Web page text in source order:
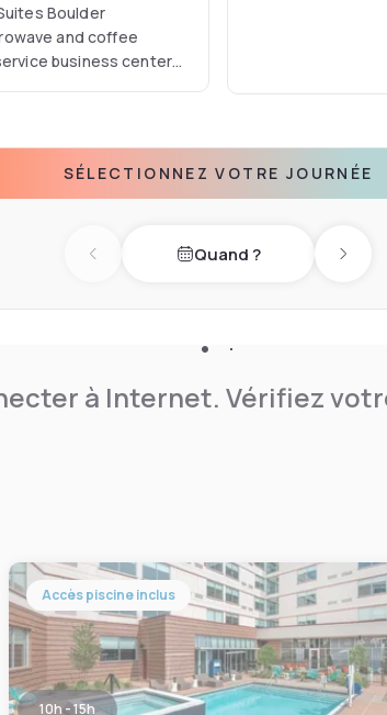
Boulder
and coffee
business center.
SÉLECTIONNEZ VOTRE JOURNÉE
Previous dayQuand ? Next
à Internet. Vérifiez
Accès piscine inclus
10h - 15h